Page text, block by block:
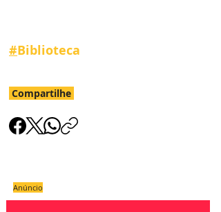
#Biblioteca
Compartilhe
Anúncio